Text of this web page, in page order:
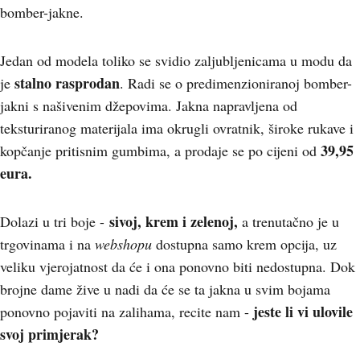
bomber-jakne.
Jedan od modela toliko se svidio zaljubljenicama u modu da
je stalno rasprodan. Radi se o predimenzioniranoj bomber-
jakni s našivenim džepovima. Jakna napravljena od
teksturiranog materijala ima okrugli ovratnik, široke rukave i
kopčanje pritisnim gumbima, a prodaje se po cijeni od 39,95
eura.
Dolazi u tri boje - sivoj, krem i zelenoj, a trenutačno je u
trgovinama i na webshopu dostupna samo krem opcija, uz
veliku vjerojatnost da će i ona ponovno biti nedostupna. Dok
brojne dame žive u nadi da će se ta jakna u svim bojama
ponovno pojaviti na zalihama, recite nam - jeste li vi ulovile
svoj primjerak?